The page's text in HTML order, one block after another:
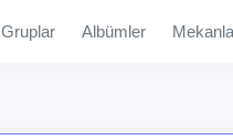
Gruplar Albümler